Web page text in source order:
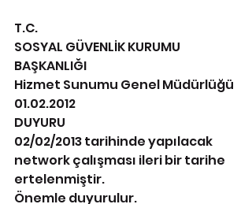
T.C.
SOSYAL GÜVENLİK KURUMU
BAŞKANLIĞI
Hizmet Sunumu Genel Müdürlüğü
01.02.2012
DUYURU
02/02/2013 tarihinde yapılacak
network çalışması ileri bir tarihe
ertelenmiştir.
Önemle duyurulur.